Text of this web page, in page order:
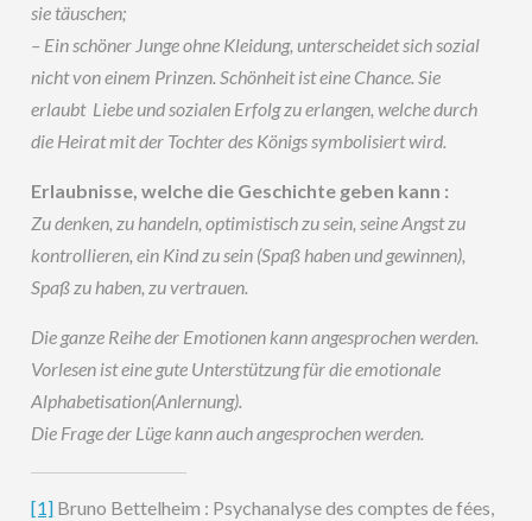
sie täuschen;
– Ein schöner Junge ohne Kleidung, unterscheidet sich sozial
nicht von einem Prinzen. Schönheit ist eine Chance. Sie
erlaubt Liebe und sozialen Erfolg zu erlangen, welche durch
die Heirat mit der Tochter des Königs symbolisiert wird.
Erlaubnisse, welche die Geschichte geben kann :
Zu denken, zu handeln, optimistisch zu sein, seine Angst zu
kontrollieren, ein Kind zu sein (Spaß haben und gewinnen),
Spaß zu haben, zu vertrauen.
Die ganze Reihe der Emotionen kann angesprochen werden.
Vorlesen ist eine gute Unterstützung für die emotionale
Alphabetisation(Anlernung).
Die Frage der Lüge kann auch angesprochen werden.
[1] Bruno Bettelheim : Psychanalyse des comptes de fées,